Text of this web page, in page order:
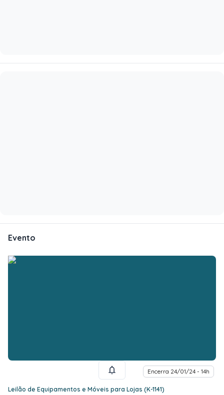
Evento
Encerra 24/01/24 - 14h
Leilão de Equipamentos e Móveis para Lojas (K-1141)